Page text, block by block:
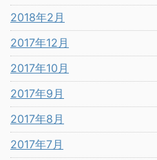
2018年2月
2017年12月
2017年10月
2017年9月
2017年8月
2017年7月